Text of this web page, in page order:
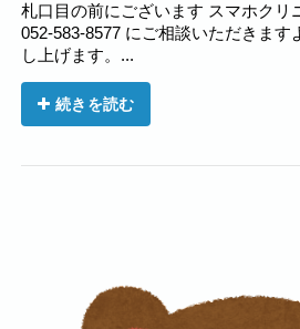
札口目の前にございます スマホクリ
052-583-8577 にご相談いただきます
し上げます。...
続きを読む